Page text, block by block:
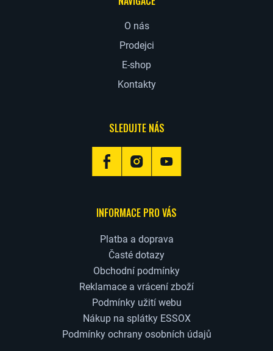
O nás
Prodejci
E-shop
Kontakty
SLEDUJTE NÁS
INFORMACE PRO VÁS
Platba a doprava
Časté dotazy
Obchodní podmínky
Reklamace a vrácení zboží
Podmínky užití webu
Nákup na splátky ESSOX
Podmínky ochrany osobních údajů